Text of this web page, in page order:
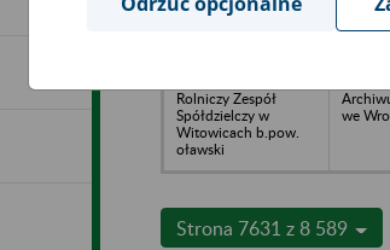
Rolniczy Zespół
Spółdzielczy w
Witowicach b.pow.
oławski
we
Strona 7631 z 8 589